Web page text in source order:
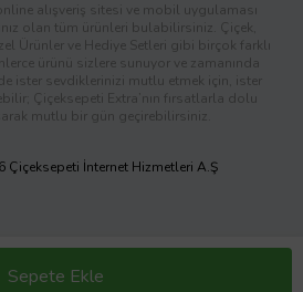
Sepete Ekle
alışveriş sitesi ve mobil uygulaması
olan tüm ürünleri bulabilirsiniz. Çiçek,
Ürünler ve Hediye Setleri gibi birçok farklı
ürünü sizlere sunuyor ve zamanında
ister sevdiklerinizi mutlu etmek için, ister
Çiçeksepeti Extra’nın fırsatlarla dolu
mutlu bir gün geçirebilirsiniz.
İnternet Hizmetleri A.Ş